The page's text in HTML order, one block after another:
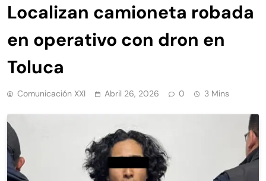
Localizan camioneta robada
en operativo con dron en
Toluca
Comunicación XXI Abril 26, 2026 0 3 Mins